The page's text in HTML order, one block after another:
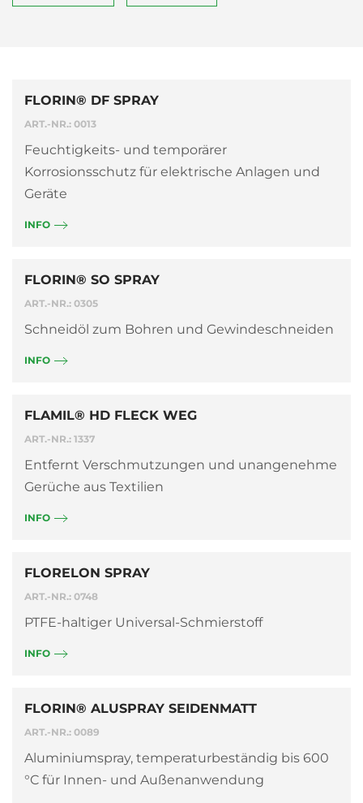
FLORIN® DF SPRAY
ART.-NR.: 0013
Feuchtigkeits- und temporärer
Korrosionsschutz für elektrische Anlagen und
Geräte
INFO
FLORIN® SO SPRAY
ART.-NR.: 0305
Schneidöl zum Bohren und Gewindeschneiden
INFO
FLAMIL® HD FLECK WEG
ART.-NR.: 1337
Entfernt Verschmutzungen und unangenehme
Gerüche aus Textilien
INFO
FLORELON SPRAY
ART.-NR.: 0748
PTFE-haltiger Universal-Schmierstoff
INFO
FLORIN® ALUSPRAY SEIDENMATT
ART.-NR.: 0089
Aluminiumspray, temperaturbeständig bis 600
°C für Innen- und Außenanwendung